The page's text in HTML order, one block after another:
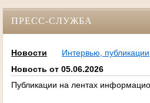
ПРЕСС-СЛУЖБА
Новости Интервью,
Новость от 05.06.2026
Публикации на лентах